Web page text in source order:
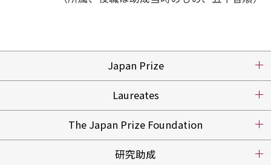
Japan Prize
Laureates
The Japan Prize Foundation
研究助成